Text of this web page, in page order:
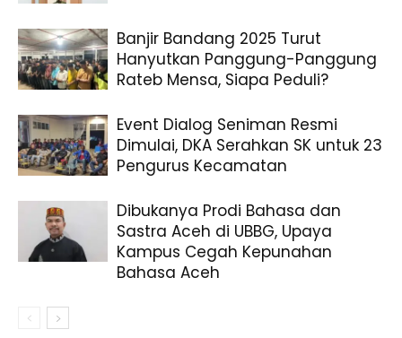
Banjir Bandang 2025 Turut
Hanyutkan Panggung-Panggung
Rateb Mensa, Siapa Peduli?
Event Dialog Seniman Resmi
Dimulai, DKA Serahkan SK untuk 23
Pengurus Kecamatan
Dibukanya Prodi Bahasa dan
Sastra Aceh di UBBG, Upaya
Kampus Cegah Kepunahan
Bahasa Aceh